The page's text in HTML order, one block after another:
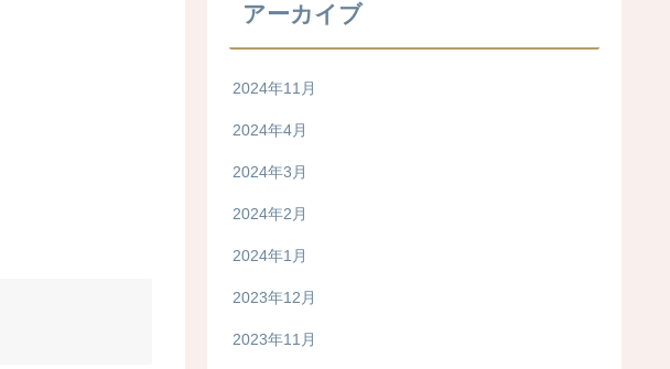
アーカイブ
2024年11月
2024年4月
2024年3月
2024年2月
2024年1月
2023年12月
2023年11月